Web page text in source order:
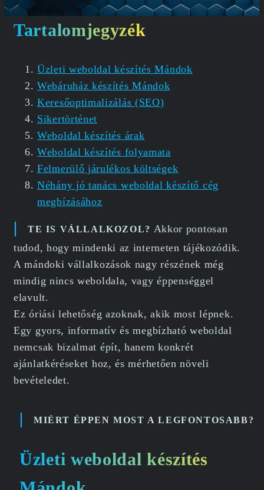
Tartalomjegyzék
Üzleti weboldal készítés Mándok
Webáruház készítés Mándok
Keresőoptimalizálás (SEO)
Sikertörténet
Weboldal készítés árak
Weboldal készítés folyamata
Felmerülő járulékos költségek
Néhány jó tanács weboldal készítő cég
megbízásához
TE IS VÁLLALKOZOL? Akkor pontosan
tudod, hogy mindenki az interneten tájékozódik.
A mándoki vállalkozások nagy részének még
mindig nincs weboldala, vagy éppenséggel
elavult.
Ez óriási lehetőség azoknak, akik most lépnek.
Egy gyors, informatív és megbízható weboldal
nemcsak bizalmat épít, hanem konkrét
ajánlatkéréseket hoz, és mérhetően növeli
bevételedet.
MIÉRT ÉPPEN MOST A LEGFONTOSABB?
Üzleti weboldal készítés